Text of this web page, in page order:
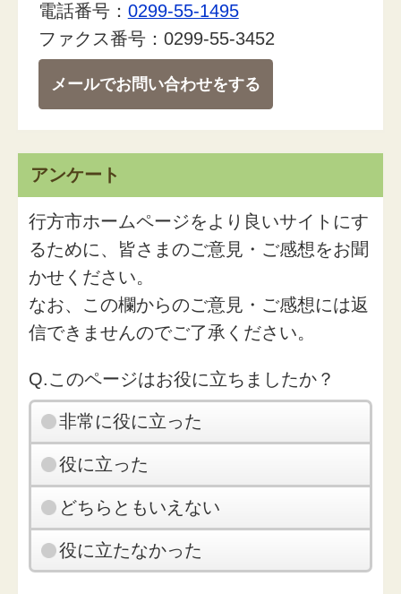
電話番号： 0299-55-1495
ファクス番号：0299-55-3452
メールでお問い合わせをする
アンケート
行方市ホームページをより良いサイトにす
るために、皆さまのご意見・ご感想をお聞
かせください。
なお、この欄からのご意見・ご感想には返
信できませんのでご了承ください。
Q.このページはお役に立ちましたか？
非常に役に立った
役に立った
どちらともいえない
役に立たなかった